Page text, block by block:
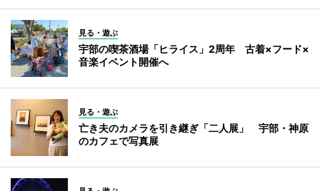
見る・遊ぶ
宇部の喫茶酒場「ヒライス」2周年 古着×フード×
音楽イベント開催へ
見る・遊ぶ
亡き夫のカメラを引き継ぎ「二人展」 宇部・神原
のカフェで写真展